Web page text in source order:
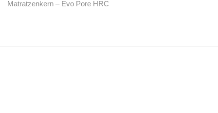
Matratzenkern – Evo Pore HRC